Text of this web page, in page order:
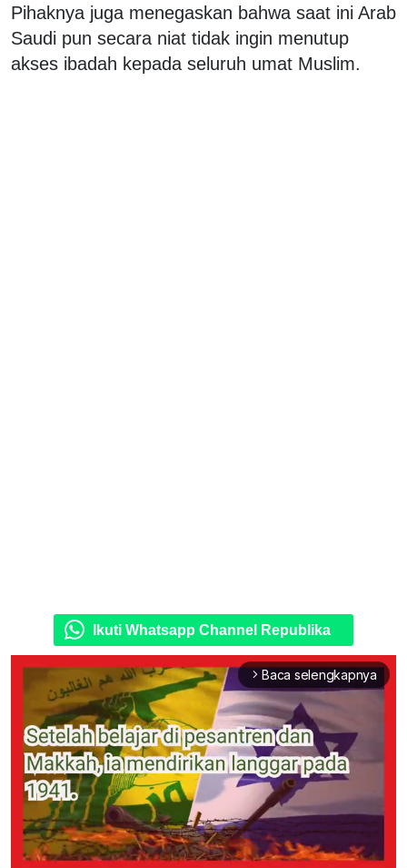
Pihaknya juga menegaskan bahwa saat ini Arab
Saudi pun secara niat tidak ingin menutup
akses ibadah kepada seluruh umat Muslim.
Ikuti Whatsapp Channel Republika
arrow_forward_ios Baca selengkapnya